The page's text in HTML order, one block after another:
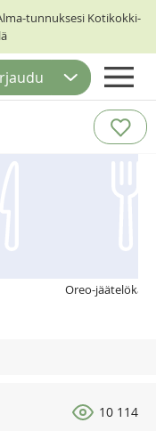
tunnuksesi Kotikokki-
Oreo-
10 114